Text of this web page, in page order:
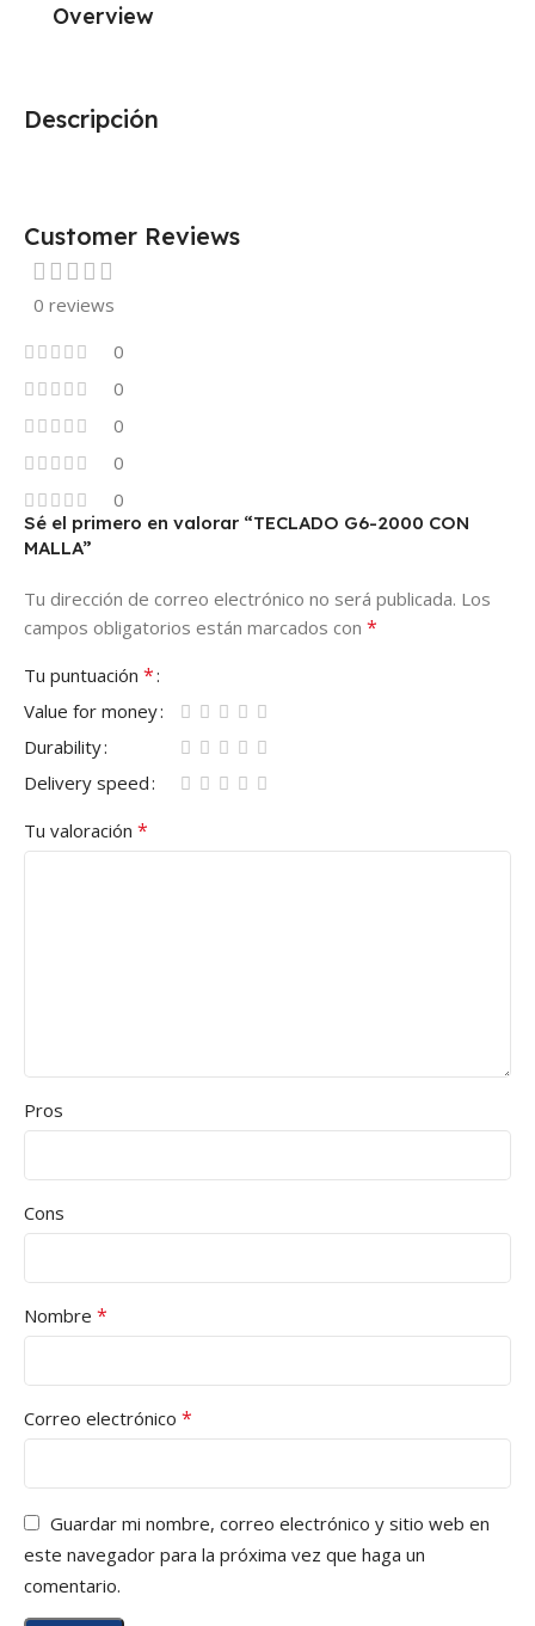
Descripción
Overview
Customer Reviews
0 reviews
0
0
0
0
0
Sé el primero en valorar “TECLADO G6-2000 CON
MALLA”
Tu dirección de correo electrónico no será publicada. Los
campos obligatorios están marcados con *
Tu puntuación *
Value for money
Durability
Delivery speed
Tu valoración *
Pros
Cons
Nombre *
Correo electrónico *
Guardar mi nombre, correo electrónico y sitio web en
este navegador para la próxima vez que haga un
comentario.